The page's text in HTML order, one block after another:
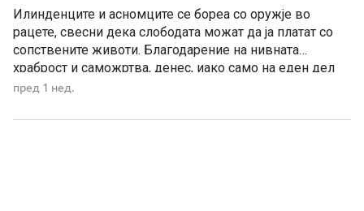
Илинденците и асномците се бореа со оружје во
рацете, свесни дека слободата можат да ја платат со
сопствените животи. Благодарение на нивната
храброст и саможртва, денес, иако само на еден дел
од Македонија, имаме сопствена држава, свој
македонското име. Нивниот аманет не е само да се
пред 1 нед.